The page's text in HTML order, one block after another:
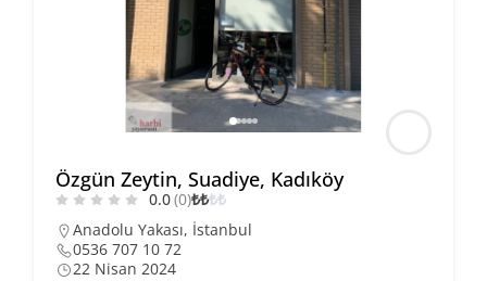
Özgün Zeytin, Suadiye, Kadıköy
0.0(0)₺₺₺₺
Anadolu Yakası, İstanbul
0536 707 10 72
22 Nisan 2024